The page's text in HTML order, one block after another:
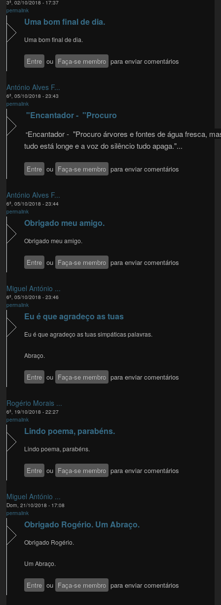
3ª, 02/10/2018 - 17:37
permalink
Uma bom final de dia.
Uma bom final de dia.
Entre ou Faça-se membro para enviar comentários
António Alves F...
6ª, 05/10/2018 - 23:43
permalink
"Encantador - "Procuro
"Encantador - "Procuro árvores e fontes de água fresca,
tudo está longe e a voz do silêncio tudo apaga."...
Entre ou Faça-se membro para enviar comentários
António Alves F...
6ª, 05/10/2018 - 23:44
permalink
Obrigado meu amigo.
Obrigado meu amigo.
Entre ou Faça-se membro para enviar comentários
Miguel António ...
6ª, 05/10/2018 - 23:46
permalink
Eu é que agradeço as tuas
Eu é que agradeço as tuas simpáticas palavras.
Abraço.
Entre ou Faça-se membro para enviar comentários
Rogério Morais ...
6ª, 19/10/2018 - 22:27
permalink
Lindo poema, parabéns.
Lindo poema, parabéns.
Entre ou Faça-se membro para enviar comentários
Miguel António ...
Dom, 21/10/2018 - 17:08
permalink
Obrigado Rogério. Um Abraço.
Obrigado Rogério.
Um Abraço.
Entre ou Faça-se membro para enviar comentários